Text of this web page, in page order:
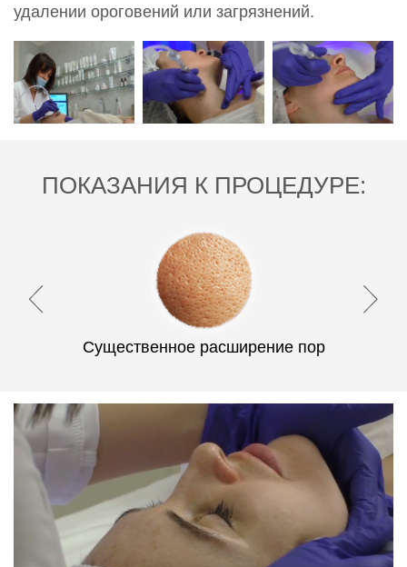
удалении ороговений или загрязнений.
ПОКАЗАНИЯ К ПРОЦЕДУРЕ:
Существенное расширение пор